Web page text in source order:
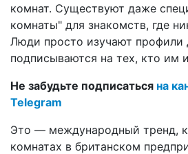
комнат. Существуют даже
комнаты" для знакомств, где
Люди просто изучают профили
подписываются на тех, кто им
Не забудьте подписаться на
Telegram
Это — международный тренд,
комнатах в британском